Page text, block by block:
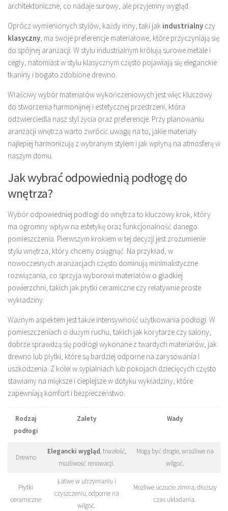
architektoniczne, co nadaje surowy, ale przyjemny wygląd.
Oprócz wymienionych stylów, każdy inny, taki jak industrialny czy
klasyczny , ma swoje preferencje materiałowe, które przyczyniają się
do spójnej aranżacji. W stylu industrialnym królują surowe metale i
cegły, natomiast w stylu klasycznym często pojawiają się eleganckie
tkaniny i bogato zdobione drewno.
Właściwy wybór materiałów wykończeniowych jest więc kluczowy
do stworzenia harmonijnej i estetycznej przestrzeni, która
odzwierciedla nasz styl życia oraz preferencje. Przy planowaniu
aranżacji wnętrza warto zwrócić uwagę na to, jakie materiały
najlepiej harmonizują z wybranym stylem i jak wpłyną na atmosferę w
naszym domu.
Jak wybrać odpowiednią podłogę do
wnętrza?
Wybór odpowiedniej podłogi do wnętrza to kluczowy krok, który
ma ogromny wpływ na estetykę oraz funkcjonalność danego
pomieszczenia. Pierwszym krokiem w tej decyzji jest zrozumienie
stylu wnętrza, który chcemy osiągnąć. Na przykład, w
nowoczesnych aranżacjach często dominują minimalistyczne
rozwiązania, co sprzyja wyborowi materiałów o gładkiej
powierzchni, takich jak płytki ceramiczne czy relatywnie proste
wykładziny.
Ważnym aspektem jest także intensywność użytkowania podłogi. W
pomieszczeniach o dużym ruchu, takich jak korytarze czy salony,
dobrze sprawdzą się podłogi wykonane z twardych materiałów, jak
drewno lub płytki, które są bardziej odporne na zarysowania i
uszkodzenia. Z kolei w sypialniach lub pokojach dziecięcych często
stawiamy na miększe i cieplejsze w dotyku wykładziny, które
zapewniają komfort i bezpieczeństwo.
Rodzaj
podłogi
Zalety Wady
Drewno
Elegancki wygląd, trwałość,
możliwość renowacji.
Mogą być drogie, wrażliwe na
wilgoć.
Płytki
ceramiczne
Łatwe w utrzymaniu i
czyszczeniu, odporne na
wilgoć.
Możliwe uczucie zimna, dłuższy
czas układania.